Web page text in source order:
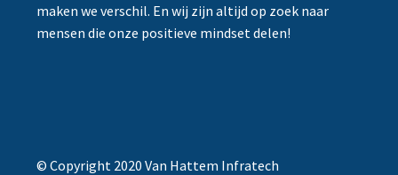
maken we verschil. En wij zijn altijd op zoek naar
mensen die onze positieve mindset delen!
© Copyright 2020 Van Hattem Infratech